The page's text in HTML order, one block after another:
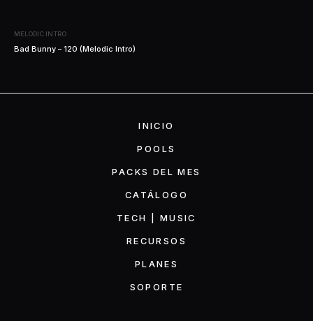
MELODIC INTRO
Bad Bunny – 120 (Melodic Intro)
INICIO
POOLS
PACKS DEL MES
CATÁLOGO
TECH | MUSIC
RECURSOS
PLANES
SOPORTE